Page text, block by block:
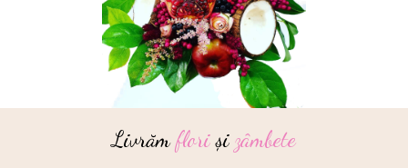
Livrămfloriși zâmbete